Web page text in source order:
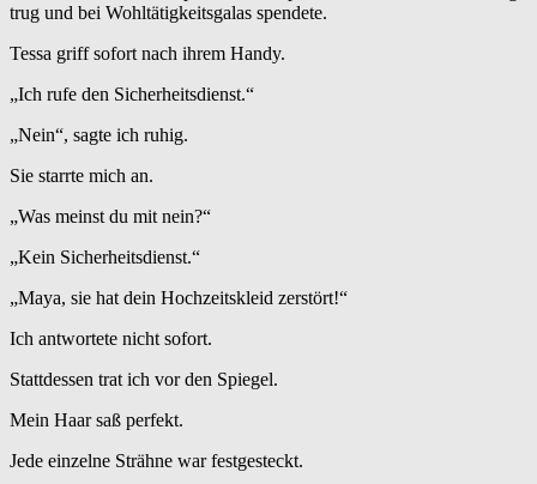
trug und bei Wohltätigkeitsgalas spendete.
Tessa griff sofort nach ihrem Handy.
„Ich rufe den Sicherheitsdienst.“
„Nein“, sagte ich ruhig.
Sie starrte mich an.
„Was meinst du mit nein?“
„Kein Sicherheitsdienst.“
„Maya, sie hat dein Hochzeitskleid zerstört!“
Ich antwortete nicht sofort.
Stattdessen trat ich vor den Spiegel.
Mein Haar saß perfekt.
Jede einzelne Strähne war festgesteckt.